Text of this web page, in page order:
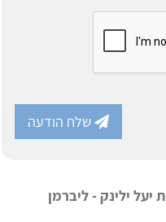
שלח הודעה
יעל ילינק - ליברמן